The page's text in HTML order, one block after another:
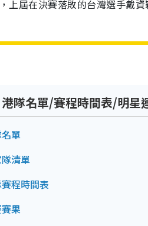
上屆在決賽落敗的台灣選手戴
港隊名單/賽程時間表/明星
單
清單
程時間表
果